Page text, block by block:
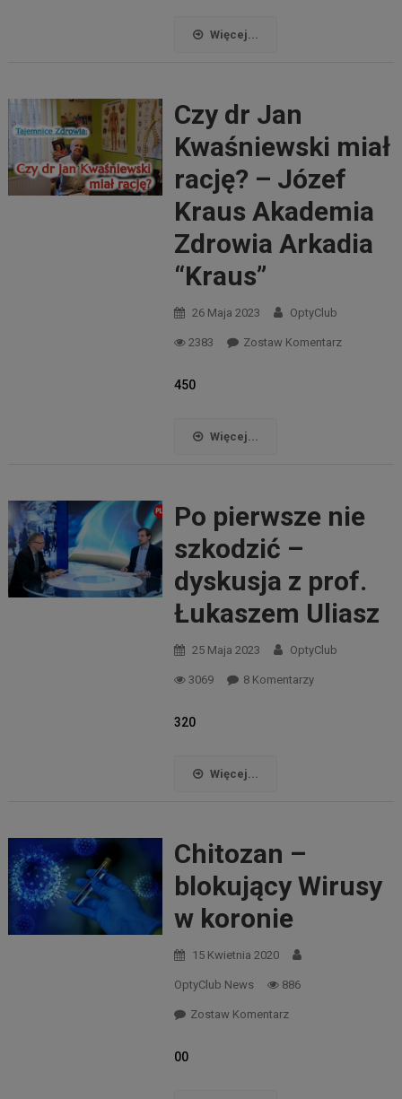
Więcej...
Czy dr Jan
Kwaśniewski miał
rację? – Józef
Kraus Akademia
Zdrowia Arkadia
“Kraus”
26 Maja 2023 OptyClub
2383 Zostaw Komentarz
450
Więcej...
Po pierwsze nie
szkodzić –
dyskusja z prof.
Łukaszem Uliasz
25 Maja 2023 OptyClub
3069 8 KomentarzyDo
Z
320
Więcej...
Chitozan –
blokujący Wirusy
w koronie
15 Kwietnia 2020
OptyClub News 886
Zostaw Komentarz
00